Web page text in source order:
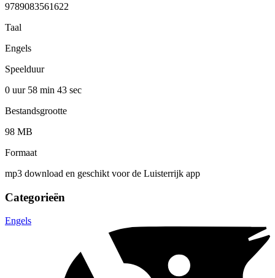
9789083561622
Taal
Engels
Speelduur
0 uur 58 min 43 sec
Bestandsgrootte
98 MB
Formaat
mp3 download en geschikt voor de Luisterrijk app
Categorieën
Engels